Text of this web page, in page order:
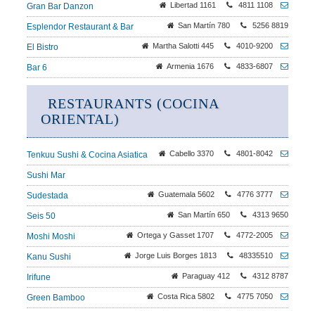
Gran Bar Danzon Libertad 1161 4811 1108
Esplendor Restaurant & Bar San Martín 780 5256 8819
El Bistro Martha Salotti 445 4010-9200
Bar 6 Armenia 1676 4833-6807
RESTAURANTS (COCINA
ORIENTAL)
Tenkuu Sushi & Cocina Asiatica Cabello 3370 4801-8042
Sushi Mar
Sudestada Guatemala 5602 4776 3777
Seis 50 San Martín 650 4313 9650
Moshi Moshi Ortega y Gasset 1707 4772-2005
Kanu Sushi Jorge Luis Borges 1813 48335510
Irifune Paraguay 412 4312 8787
Green Bamboo Costa Rica 5802 4775 7050